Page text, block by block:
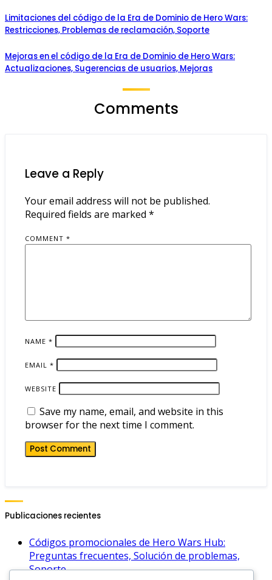
Limitaciones del código de la Era de Dominio de Hero Wars:
Restricciones, Problemas de reclamación, Soporte
Mejoras en el código de la Era de Dominio de Hero Wars:
Actualizaciones, Sugerencias de usuarios, Mejoras
Comments
Leave a Reply
Your email address will not be published.
Required fields are marked *
COMMENT *
NAME *
EMAIL *
WEBSITE
Save my name, email, and website in this
browser for the next time I comment.
Publicaciones recientes
Códigos promocionales de Hero Wars Hub:
Preguntas frecuentes, Solución de problemas,
Soporte